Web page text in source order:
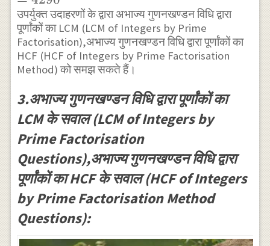
660 \\ \hline
2 & 330 \\
\hline 3 & 165
\\ \hline 5 &
55 \\ \hline
11 & 11 \\
\hline &
1\end{array}
7320}{24
\times 24}
\\ =4290
उपर्युक्त उदाहरणों के द्वारा अभाज्य गुणनखण्डन विधि द्वारा
पूर्णांकों का LCM (LCM of Integers by Prime
Factorisation),अभाज्य गुणनखण्डन विधि द्वारा पूर्णांकों का
HCF (HCF of Integers by Prime Factorisation
Method) को समझ सकते हैं।
3.अभाज्य गुणनखण्डन विधि द्वारा पूर्णांकों का
LCM के सवाल (LCM of Integers by
Prime Factorisation
Questions),अभाज्य गुणनखण्डन विधि द्वारा
पूर्णांकों का HCF के सवाल (HCF of Integers
by Prime Factorisation Method
Questions):